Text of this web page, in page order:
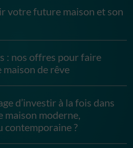
votre future maison et son
: nos offres pour faire
de rêve
d’investir à la fois dans
maison moderne,
?